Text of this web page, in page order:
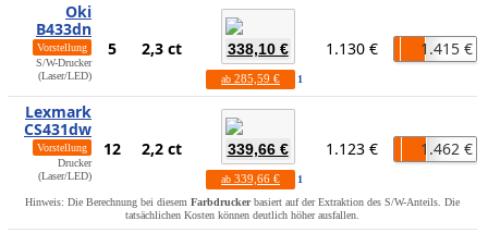
Oki
B433dn
Vorstellung
S/W-Drucker
(Laser/LED)
5 2,3 ct 338,10 €
ab 285,59 € 1
1.130 € 1.415 €
Lexmark
CS431dw
Vorstellung
Drucker
(Laser/LED)
12 2,2 ct 339,66 €
ab 339,66 € 1
1.123 € 1.462 €
Hinweis: Die Berechnung bei diesem Farbdruckerbasiert auf der Extraktion des S/W-Anteils. Die
tatsächlichen Kosten können deutlich höher ausfallen.